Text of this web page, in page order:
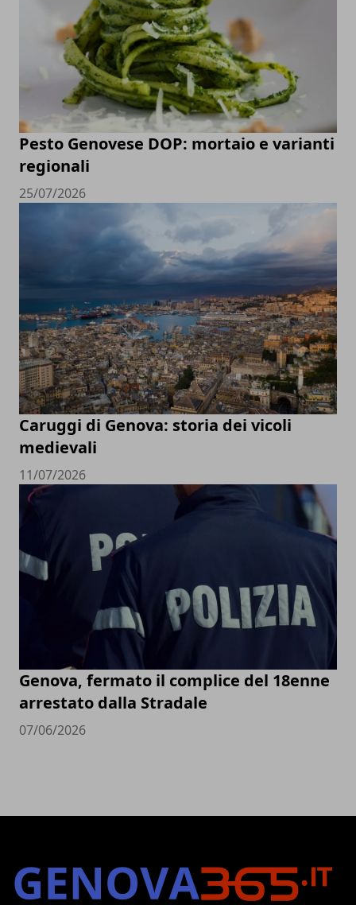
Pesto Genovese DOP: mortaio e varianti
regionali
25/07/2026
Caruggi di Genova: storia dei vicoli
medievali
11/07/2026
Genova, fermato il complice del 18enne
arrestato dalla Stradale
07/06/2026